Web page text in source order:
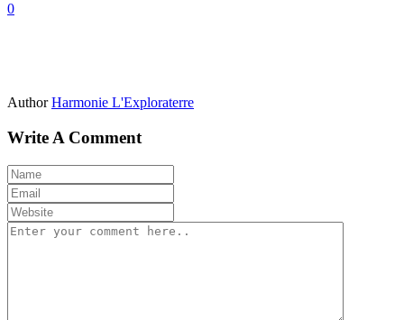
0
Author Harmonie L'Exploraterre
Write A Comment